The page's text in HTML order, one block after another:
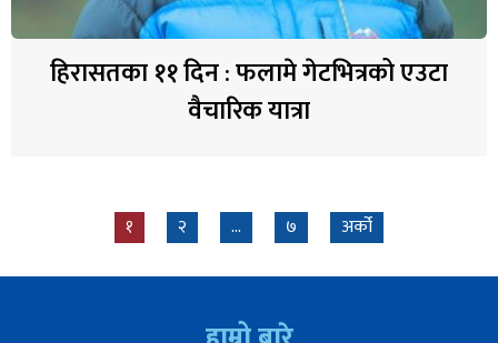
हिरासतका ११ दिन : फलामे गेटभित्रको एउटा
वैचारिक यात्रा
१ २ … ७ अर्को